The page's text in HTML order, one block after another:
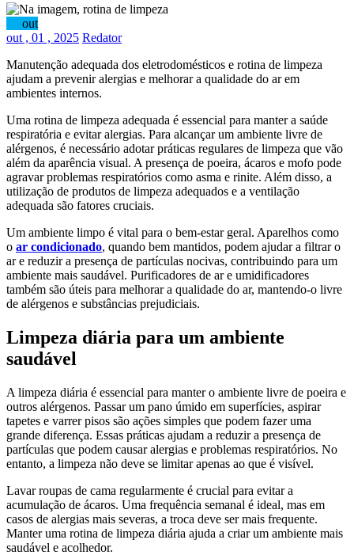
out
out , 01 , 2025 Redator
Manutenção adequada dos eletrodomésticos e rotina de limpeza
ajudam a prevenir alergias e melhorar a qualidade do ar em
ambientes internos.
Uma rotina de limpeza adequada é essencial para manter a saúde
respiratória e evitar alergias. Para alcançar um ambiente livre de
alérgenos, é necessário adotar práticas regulares de limpeza que vão
além da aparência visual. A presença de poeira, ácaros e mofo pode
agravar problemas respiratórios como asma e rinite. Além disso, a
utilização de produtos de limpeza adequados e a ventilação
adequada são fatores cruciais.
Um ambiente limpo é vital para o bem-estar geral. Aparelhos como
o ar condicionado, quando bem mantidos, podem ajudar a filtrar o
ar e reduzir a presença de partículas nocivas, contribuindo para um
ambiente mais saudável. Purificadores de ar e umidificadores
também são úteis para melhorar a qualidade do ar, mantendo-o livre
de alérgenos e substâncias prejudiciais.
Limpeza diária para um ambiente
saudável
A limpeza diária é essencial para manter o ambiente livre de poeira e
outros alérgenos. Passar um pano úmido em superfícies, aspirar
tapetes e varrer pisos são ações simples que podem fazer uma
grande diferença. Essas práticas ajudam a reduzir a presença de
partículas que podem causar alergias e problemas respiratórios. No
entanto, a limpeza não deve se limitar apenas ao que é visível.
Lavar roupas de cama regularmente é crucial para evitar a
acumulação de ácaros. Uma frequência semanal é ideal, mas em
casos de alergias mais severas, a troca deve ser mais frequente.
Manter uma rotina de limpeza diária ajuda a criar um ambiente mais
saudável e acolhedor.